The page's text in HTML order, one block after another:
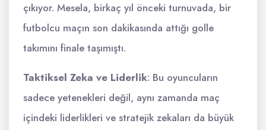
çıkıyor. Mesela, birkaç yıl önceki turnuvada, bir
futbolcu maçın son dakikasında attığı golle
takımını finale taşımıştı.
Taktiksel Zeka ve Liderlik: Bu oyuncuların
sadece yetenekleri değil, aynı zamanda maç
içindeki liderlikleri ve stratejik zekaları da büyük